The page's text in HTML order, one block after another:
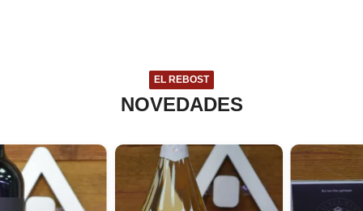
EL REBOST
NOVEDADES